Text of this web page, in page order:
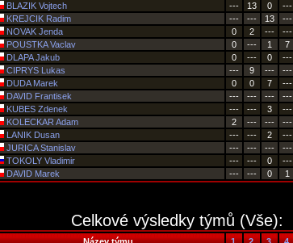
BLAZIK Vojtech
--- 13 0 ---
KREJCIK Radim
--- --- 13 ---
NOVAK Jenda
0 2 --- ---
POUSTKA Vaclav
0 --- 1 7
DLAPA Jakub
0 --- 0 ---
CIPRYS Lukas
--- 9 --- ---
DUDA Marek
0 0 7 ---
DAVID Frantisek
--- --- --- ---
KUBES Zdenek
--- --- 3 ---
KOLECKAR Adam
2 --- --- ---
LANIK Dusan
--- --- 2 ---
JURICA Stanislav
--- --- --- ---
TOKOLY Vladimir
--- --- 0 ---
DAVID Marek
--- --- 0 1
Celkové výsledky týmů (Vše):